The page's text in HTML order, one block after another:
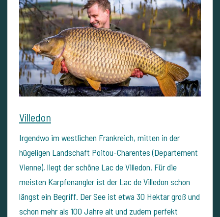
Villedon
Irgendwo im westlichen Frankreich, mitten in der
hügeligen Landschaft Poitou-Charentes (Departement
Vienne), liegt der schöne Lac de Villedon. Für die
meisten Karpfenangler ist der Lac de Villedon schon
längst ein Begriff. Der See ist etwa 30 Hektar groß und
schon mehr als 100 Jahre alt und zudem perfekt